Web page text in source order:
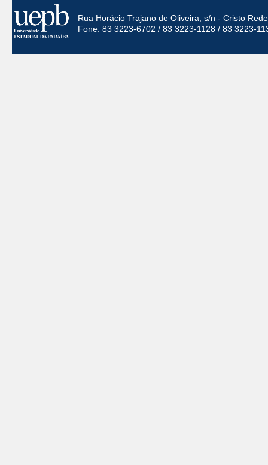
Rua Horácio Trajano de Oliveira, s/n - Cristo
Fone: 83 3223-6702 / 83 3223-1128 / 83 3223-